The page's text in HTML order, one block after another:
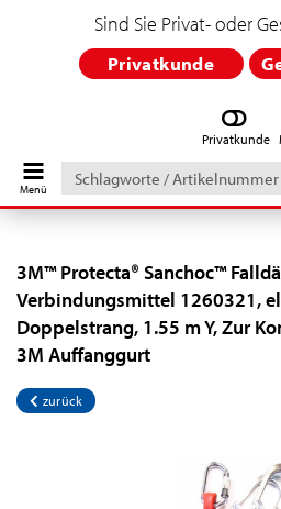
Privatkunde
Schlagworte
/
Artikelnummer
EAN
Sind Sie Privat- oder
Privatkunde
3M™ Protecta® Sanchoc™
Verbindungsmittel 1260321,
Doppelstrang, 1.55 m Y, Zur
3M Auffanggurt
zurück